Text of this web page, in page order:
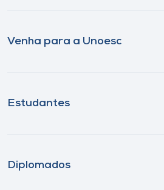
Venha para a Unoesc
Estudantes
Diplomados